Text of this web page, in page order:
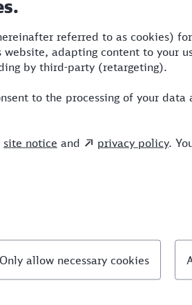
RB,RE,ICE
RB,ERB,ICE